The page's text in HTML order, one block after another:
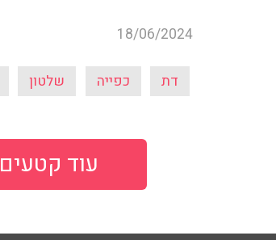
18/06/2024
דת כפייה שלטון
עוד קטעים